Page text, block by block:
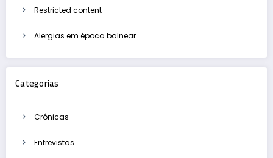
Restricted content
Alergias em época balnear
Categorias
Crónicas
Entrevistas